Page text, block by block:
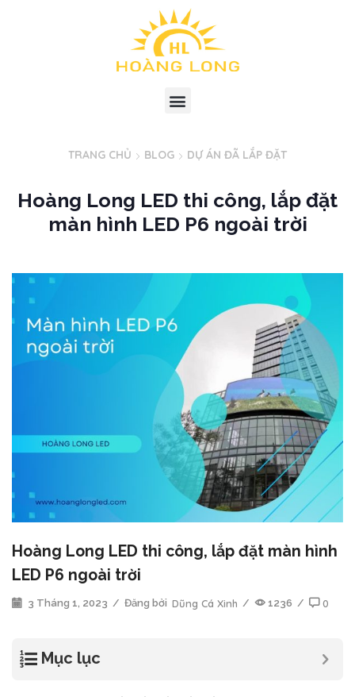
TRANG CHỦ BLOG DỰ ÁN ĐÃ LẮP ĐẶT
Hoàng Long LED thi công, lắp đặt
màn hình LED P6 ngoài trời
Hoàng Long LED thi công, lắp đặt màn hình
LED P6 ngoài trời
3 Tháng 1, 2023 / Đăng bởi Dũng Cá Xinh / 1236 / 0
Mục lục